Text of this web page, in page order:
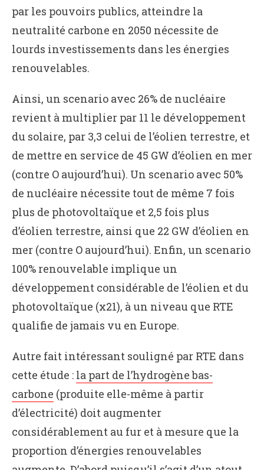
par les pouvoirs publics, atteindre la
neutralité carbone en 2050 nécessite de
lourds investissements dans les énergies
renouvelables.
Ainsi, un scenario avec 26% de nucléaire
revient à multiplier par 11 le développement
du solaire, par 3,3 celui de l’éolien terrestre, et
de mettre en service de 45 GW d’éolien en mer
(contre O aujourd’hui). Un scenario avec 50%
de nucléaire nécessite tout de même 7 fois
plus de photovoltaïque et 2,5 fois plus
d’éolien terrestre, ainsi que 22 GW d’éolien en
mer (contre O aujourd’hui). Enfin, un scenario
100% renouvelable implique un
développement considérable de l’éolien et du
photovoltaïque (x21), à un niveau que RTE
qualifie de jamais vu en Europe.
Autre fait intéressant souligné par RTE dans
cette étude : la part de l’hydrogène bas-
carbone (produite elle-même à partir
d’électricité) doit augmenter
considérablement au fur et à mesure que la
proportion d’énergies renouvelables